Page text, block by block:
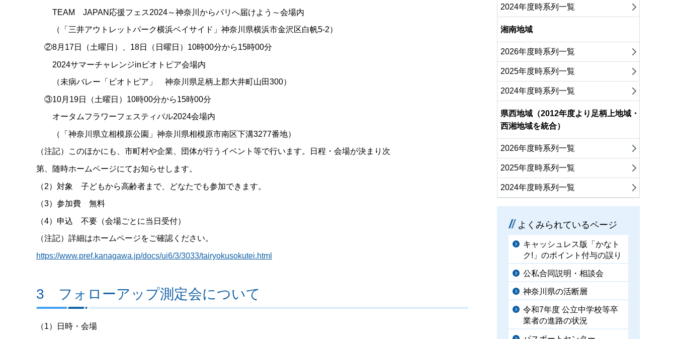
TEAM JAPAN応援フェス2024～神奈川からパリへ届けよう～会場内
（「三井アウトレットパーク横浜ベイサイド」神奈川県横浜市金沢区白帆5-2）
②8月17日（土曜日）、18日（日曜日）10時00分から15時00分
2024サマーチャレンジinビオトピア会場内
（未病バレー「ビオトピア」 神奈川県足柄上郡大井町山田300）
③10月19日（土曜日）10時00分から15時00分
オータムフラワーフェスティバル2024会場内
（「神奈川県立相模原公園」神奈川県相模原市南区下溝3277番地）
（注記）このほかにも、市町村や企業、団体が行うイベント等で行います。日程・会場が決まり次
第、随時ホームページにてお知らせします。
（2）対象 子どもから高齢者まで、どなたでも参加できます。
（3）参加費 無料
（4）申込 不要（会場ごとに当日受付）
（注記）詳細はホームページをご確認ください。
https://www.pref.kanagawa.jp/docs/ui6/3/3033/tairyokusokutei.html
3 フォローアップ測定会について
（1）日時・会場
2024年度時系列一覧
湘南地域
2026年度時系列一覧
2025年度時系列一覧
2024年度時系列一覧
県西地域（2012年度より足柄上地域・
西湘地域を統合）
2026年度時系列一覧
2025年度時系列一覧
2024年度時系列一覧
よくみられているページ
キャッシュレス版「かなト
ク!」のポイント付与の誤り
公私合同説明・相談会
神奈川県の活断層
令和7年度 公立中学校等卒
業者の進路の状況